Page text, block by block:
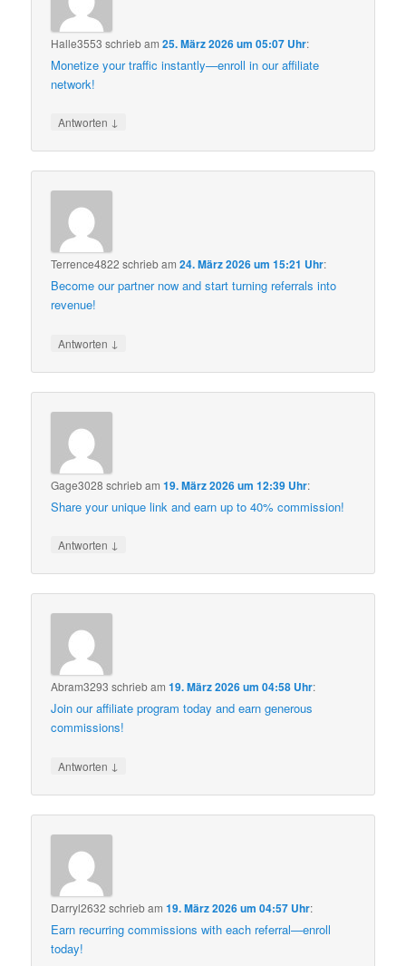
Halle3553 schriebam25. März 2026 um 05:07 Uhr:
Monetize your traffic instantly—enroll in our affiliate
network!
Antworten ↓
Terrence4822 schriebam24. März 2026 um 15:21 Uhr:
Become our partner now and start turning referrals into
revenue!
Antworten ↓
Gage3028 schriebam19. März 2026 um 12:39 Uhr:
Share your unique link and earn up to 40% commission!
Antworten ↓
Abram3293 schriebam19. März 2026 um 04:58 Uhr:
Join our affiliate program today and earn generous
commissions!
Antworten ↓
Darryl2632 schriebam19. März 2026 um 04:57 Uhr:
Earn recurring commissions with each referral—enroll
today!